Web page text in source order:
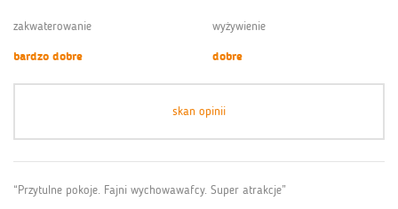
zakwaterowanie
bardzo dobre
wyżywienie
dobre
skan opinii
“Przytulne pokoje. Fajni wychowawafcy. Super atrakcje”